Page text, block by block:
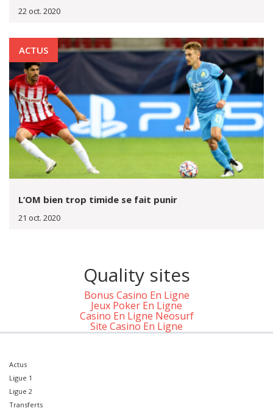
22 oct. 2020
ACTUS
L’OM bien trop timide se fait punir
21 oct. 2020
Quality sites
Bonus Casino En Ligne
Jeux Poker En Ligne
Casino En Ligne Neosurf
Site Casino En Ligne
Actus
Ligue 1
Ligue 2
Transferts